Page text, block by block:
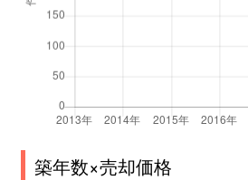
築年数×売却価格